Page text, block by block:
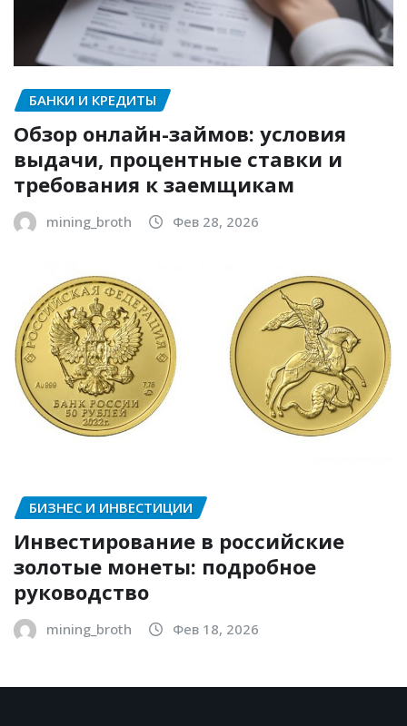
БАНКИ И КРЕДИТЫ
Обзор онлайн-займов: условия
выдачи, процентные ставки и
требования к заемщикам
mining_broth Фев 28, 2026
БИЗНЕС И ИНВЕСТИЦИИ
Инвестирование в российские
золотые монеты: подробное
руководство
mining_broth Фев 18, 2026